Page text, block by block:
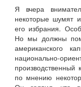
Я вчера
некоторые шумят
его избрания.
Но мы должны
американского
национально-
производственный
по мнению